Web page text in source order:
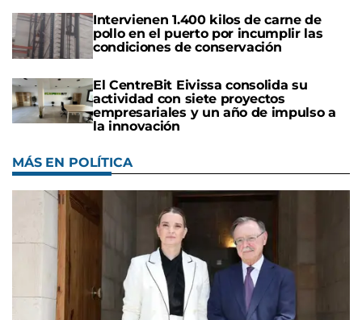
Intervienen 1.400 kilos de carne de
pollo en el puerto por incumplir las
condiciones de conservación
El CentreBit Eivissa consolida su
actividad con siete proyectos
empresariales y un año de impulso a
la innovación
MÁS EN POLÍTICA